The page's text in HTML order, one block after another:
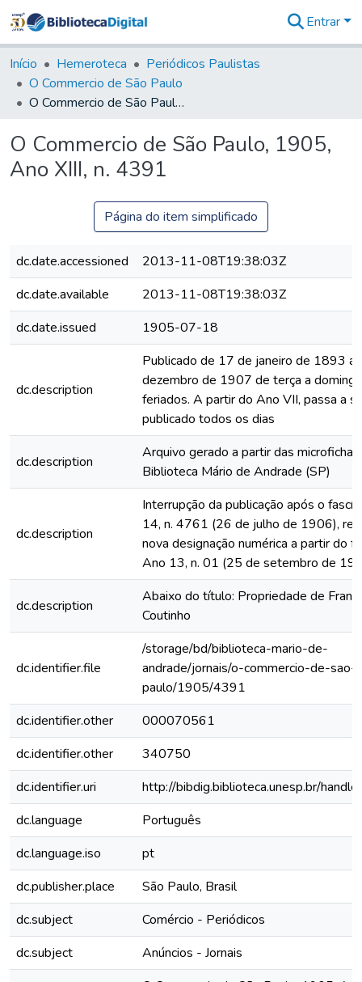
&
Coleções
Tudo na
Biblioteca
Estatísticas
Entrar
Início Hemeroteca
Periódicos Paulistas
O Commercio de São Paulo
O Commercio de São Paulo, 1905, Ano XIII, n. 4391
O Commercio de São Paulo, 1905,
Ano XIII, n. 4391
Página do item simplificado
dc.date.accessioned
2013-11-08T19:38:03Z
dc.date.available
2013-11-08T19:38:03Z
dc.date.issued
1905-07-18
dc.description
Publicado de 17 de janeiro de 1893 a
dezembro de 1907 de terça a
feriados. A partir do Ano VII, passa a
publicado todos os dias
dc.description
Arquivo gerado a partir das
Biblioteca Mário de Andrade (SP)
dc.description
Interrupção da publicação após o
14, n. 4761 (26 de julho de 1906),
nova designação numérica a partir do
Ano 13, n. 01 (25 de setembro de
dc.description
Abaixo do título: Propriedade de
Coutinho
dc.identifier.file
/storage/bd/biblioteca-mario-de-
andrade/jornais/o-commercio-de-sao-
paulo/1905/4391
dc.identifier.other
000070561
dc.identifier.other
340750
dc.identifier.uri
http://bibdig.biblioteca.unesp.br/
dc.language
Português
dc.language.iso
pt
dc.publisher.place
São Paulo, Brasil
dc.subject
Comércio - Periódicos
dc.subject
Anúncios - Jornais